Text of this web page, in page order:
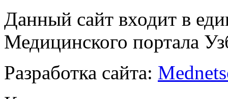
Данный сайт входит в
Медицинского портала
Разработка сайта: